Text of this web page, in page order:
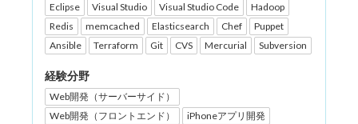
Eclipse
Visual Studio Visual Studio Code
Hadoop
Redis
memcached Elasticsearch Chef
Puppet
Ansible
Terraform Git CVS Mercurial Subversion
経験分野
Web開発（サーバーサイド）
Web開発（フロントエンド）
iPhoneアプリ開発